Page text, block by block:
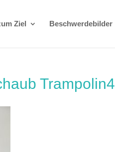
Ziel Beschwerdebilder
Trampolin4